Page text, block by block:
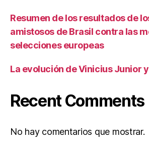
Resumen de los resultados de
amistosos de Brasil contra las
selecciones europeas
La evolución de Vinicius Junior
Recent Comments
No hay comentarios que mostrar.